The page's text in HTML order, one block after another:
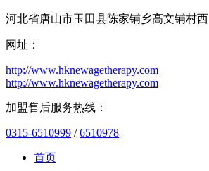
河北省唐山市玉田县陈家铺乡高文铺村西
网址：
http://www.hknewagetherapy.com
http://www.hknewagetherapy.com
加盟售后服务热线：
0315-6510999 /6510978
首页